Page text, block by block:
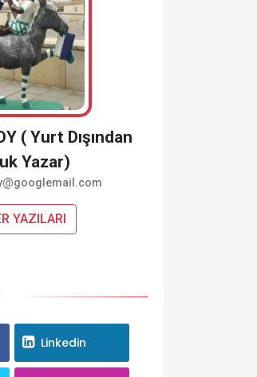
( Yurt Dışından
Yazar)
YAZILARI
Linkedin